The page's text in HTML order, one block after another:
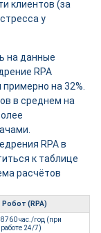
клиентов (за
у
на данные
RPA
на 32%.
в среднем на
RPA в
к таблице
расчётов
Робот (RPA)
8760 час./год (при
работе 24/7)